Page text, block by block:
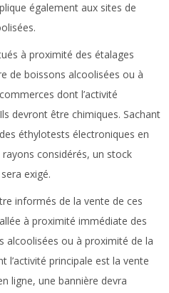
également aux sites de
à proximité des étalages
de boissons alcoolisées ou à
dont l’activité
devront être chimiques. Sachant
éthylotests électroniques en
considérés, un stock
exigé.
informés de la vente de ces
à proximité immédiate des
alcoolisées ou à proximité de la
l’activité principale est la vente
ligne, une bannière devra